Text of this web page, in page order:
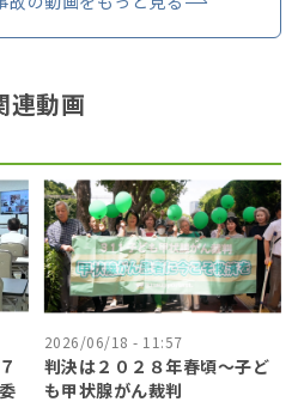
連動画
2026/06/18 - 11:57
判決は２０２８年春頃〜子ど
も甲状腺がん裁判